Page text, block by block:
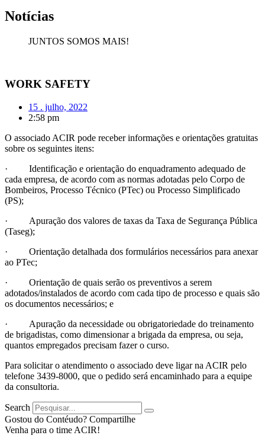
Notícias
JUNTOS SOMOS MAIS!
WORK SAFETY
15 . julho, 2022
2:58 pm
O associado ACIR pode receber informações e orientações gratuitas
sobre os seguintes itens:
· Identificação e orientação do enquadramento adequado de
cada empresa, de acordo com as normas adotadas pelo Corpo de
Bombeiros, Processo Técnico (PTec) ou Processo Simplificado
(PS);
· Apuração dos valores de taxas da Taxa de Segurança Pública
(Taseg);
· Orientação detalhada dos formulários necessários para anexar
ao PTec;
· Orientação de quais serão os preventivos a serem
adotados/instalados de acordo com cada tipo de processo e quais são
os documentos necessários; e
· Apuração da necessidade ou obrigatoriedade do treinamento
de brigadistas, como dimensionar a brigada da empresa, ou seja,
quantos empregados precisam fazer o curso.
Para solicitar o atendimento o associado deve ligar na ACIR pelo
telefone 3439-8000, que o pedido será encaminhado para a equipe
da consultoria.
Search
Gostou do Contéudo? Compartilhe
Venha para o time ACIR!